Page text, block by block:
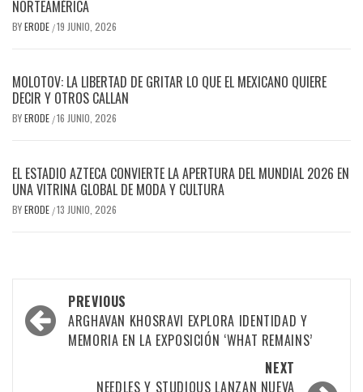
NORTEAMÉRICA
BYERODE /19 JUNIO, 2026
MOLOTOV: LA LIBERTAD DE GRITAR LO QUE EL MEXICANO QUIERE
DECIR Y OTROS CALLAN
BYERODE /16 JUNIO, 2026
EL ESTADIO AZTECA CONVIERTE LA APERTURA DEL MUNDIAL 2026 EN
UNA VITRINA GLOBAL DE MODA Y CULTURA
BYERODE /13 JUNIO, 2026
PREVIOUS
ARGHAVAN KHOSRAVI EXPLORA IDENTIDAD Y
MEMORIA EN LA EXPOSICIÓN ‘WHAT REMAINS’
NEXT
NEEDLES Y STUDIOUS LANZAN NUEVA